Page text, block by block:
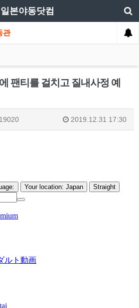
일본야동닷컴
관
팬티를 걸치고 질내사정 예
2019.12.31 17:30